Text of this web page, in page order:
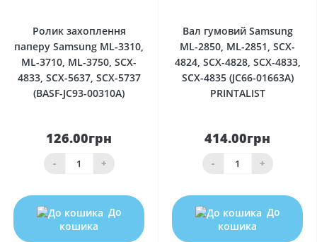
Ролик захоплення
паперу Samsung ML-3310,
ML-3710, ML-3750, SCX-
4833, SCX-5637, SCX-5737
(BASF-JC93-00310A)
126.00грн
- +
До
кошика
Вал гумовий Samsung
ML-2850, ML-2851, SCX-
4824, SCX-4828, SCX-4833,
SCX-4835 (JC66-01663A)
PRINTALIST
414.00грн
- +
До
кошика